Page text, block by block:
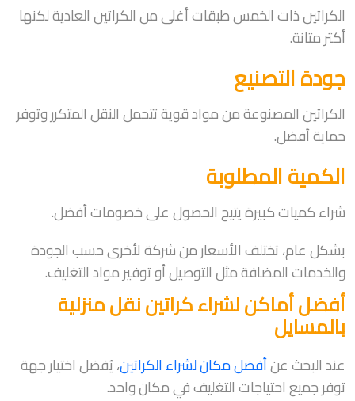
الكراتين ذات الخمس طبقات أغلى من الكراتين العادية لكنها
أكثر متانة.
جودة التصنيع
الكراتين المصنوعة من مواد قوية تتحمل النقل المتكرر وتوفر
حماية أفضل.
الكمية المطلوبة
شراء كميات كبيرة يتيح الحصول على خصومات أفضل.
بشكل عام، تختلف الأسعار من شركة لأخرى حسب الجودة
والخدمات المضافة مثل التوصيل أو توفير مواد التغليف.
أفضل أماكن لشراء كراتين نقل منزلية
بالمسايل
عند البحث عنأفضل مكان لشراء الكراتين، يُفضل اختيار جهة
توفر جميع احتياجات التغليف في مكان واحد.